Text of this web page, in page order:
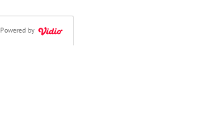
Powered by